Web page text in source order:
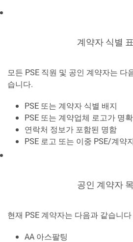
계약자 식별
모든 PSE 직원 및 공인 계약자는 다
습니다.
PSE 또는 계약자 식별 배지
PSE 또는 계약업체 로고가 명
연락처 정보가 포함된 명함
PSE 로고 또는 이중 PSE/계약
공인 계약자
현재 PSE 계약자는 다음과 같습니
AA 아스팔팅